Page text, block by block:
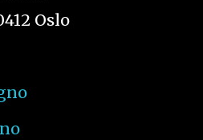
Oslo